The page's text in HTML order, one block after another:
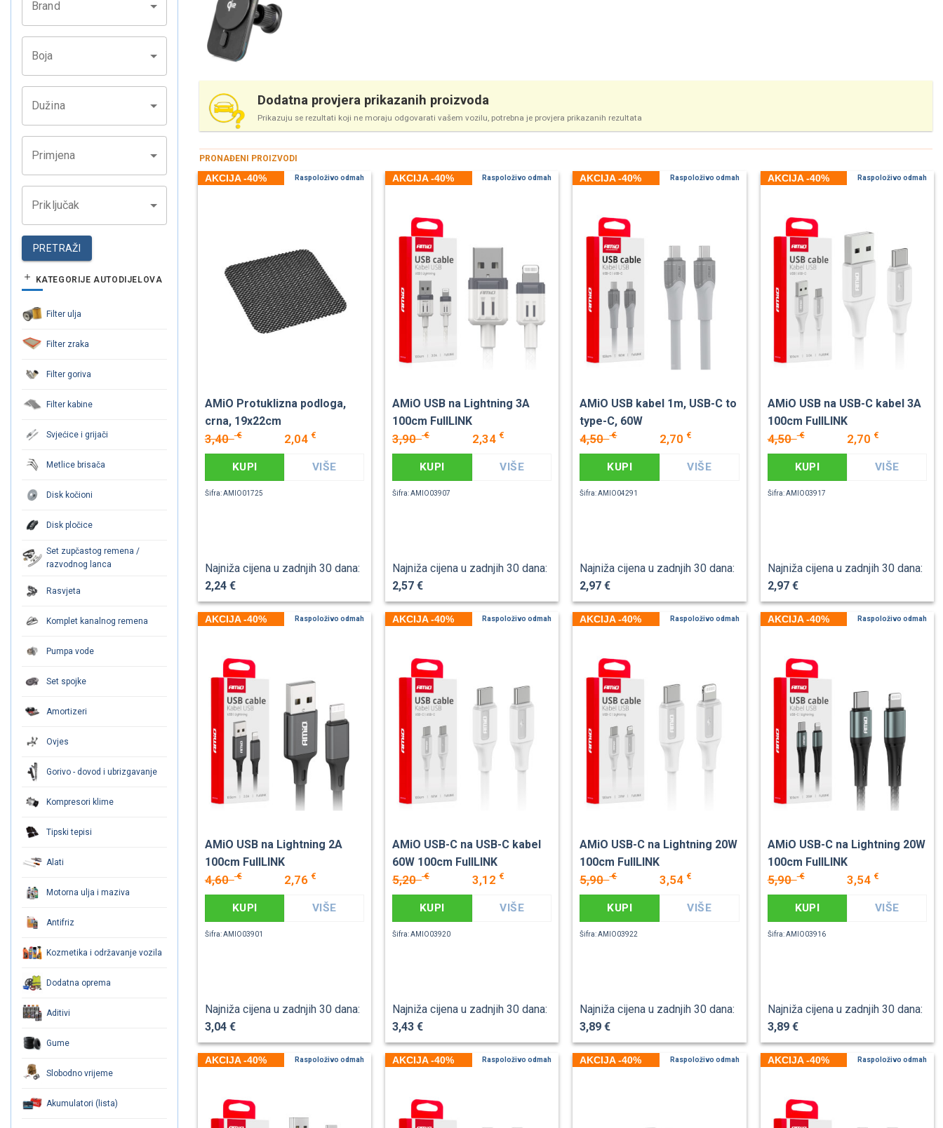
Brand
Boja
Dužina
Primjena
Priključak
PRETRAŽI
KATEGORIJE AUTODIJELOVA
Filter ulja
Filter zraka
Filter goriva
Filter kabine
Svjećice i grijači
Metlice brisača
Disk kočioni
Disk pločice
Set zupčastog remena /
razvodnog lanca
Rasvjeta
Komplet kanalnog remena
Pumpa vode
Set spojke
Amortizeri
Ovjes
Gorivo - dovod i ubrizgavanje
Kompresori klime
Tipski tepisi
Alati
Motorna ulja i maziva
Antifriz
Kozmetika i održavanje vozila
Dodatna oprema
Aditivi
Gume
Slobodno vrijeme
Akumulatori (lista)
Dodatna provjera prikazanih proizvoda
Prikazuju se rezultati koji ne moraju odgovarati vašem vozilu, potrebna je provjera prikazanih rezultata
PRONAĐENI PROIZVODI
AKCIJA -40% Raspoloživo odmah
AMiO Protuklizna podloga,
crna, 19x22cm
3,40€ 2,04 €
KUPI VIŠE
Šifra: AMIO01725
Najniža cijena u zadnjih 30 dana:
2,24 €
AKCIJA -40% Raspoloživo odmah
AMiO USB na Lightning 3A
100cm FullLINK
3,90€ 2,34 €
KUPI VIŠE
Šifra: AMIO03907
Najniža cijena u zadnjih 30 dana:
2,57 €
AKCIJA -40% Raspoloživo odmah
AMiO USB kabel 1m, USB-C to
type-C, 60W
4,50€ 2,70 €
KUPI VIŠE
Šifra: AMIO04291
Najniža cijena u zadnjih 30 dana:
2,97 €
AKCIJA -40% Raspoloživo odmah
AMiO USB na USB-C kabel 3A
100cm FullLINK
4,50€ 2,70 €
KUPI VIŠE
Šifra: AMIO03917
Najniža cijena u zadnjih 30 dana:
2,97 €
AKCIJA -40% Raspoloživo odmah
AMiO USB na Lightning 2A
100cm FullLINK
4,60€ 2,76 €
KUPI VIŠE
Šifra: AMIO03901
Najniža cijena u zadnjih 30 dana:
3,04 €
AKCIJA -40% Raspoloživo odmah
AMiO USB-C na USB-C kabel
60W 100cm FullLINK
5,20€ 3,12 €
KUPI VIŠE
Šifra: AMIO03920
Najniža cijena u zadnjih 30 dana:
3,43 €
AKCIJA -40% Raspoloživo odmah
AMiO USB-C na Lightning 20W
100cm FullLINK
5,90€ 3,54 €
KUPI VIŠE
Šifra: AMIO03922
Najniža cijena u zadnjih 30 dana:
3,89 €
AKCIJA -40% Raspoloživo odmah
AMiO USB-C na Lightning 20W
100cm FullLINK
5,90€ 3,54 €
KUPI VIŠE
Šifra: AMIO03916
Najniža cijena u zadnjih 30 dana:
3,89 €
AKCIJA -40% Raspoloživo odmah AKCIJA -40% Raspoloživo odmah AKCIJA -40% Raspoloživo odmah AKCIJA -40% Raspoloživo odmah